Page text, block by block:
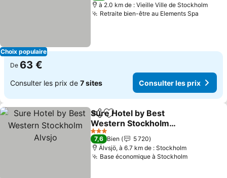
Choix populaire
à 2.0 km de : Vieille Ville de Stockholm
Retraite bien-être au Elements Spa
De 63 €
Consulter les prix de 7 sites Consulter les prix
PartagerAjouter à mes favoris
Sure Hotel by Best
Western Stockholm
Alvsjo
Consulter les prix
3 Étoiles
7,6 Bien
5 720
Älvsjö, à 6.7 km de : Stockholm
Base économique à StockholmConsulter